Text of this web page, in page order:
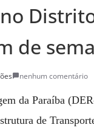
de
nenhum comentário
da Paraíba
de